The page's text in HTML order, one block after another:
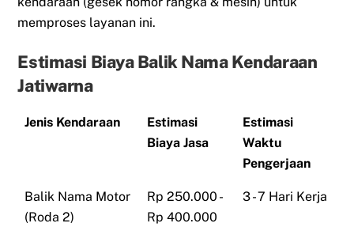
memproses layanan ini.
Estimasi Biaya Balik Nama Kendaraan
Jatiwarna
Jenis Kendaraan
Estimasi
Biaya Jasa
Estimasi
Waktu
Pengerjaan
Balik Nama Motor
(Roda 2)
Rp 250.000 -
Rp 400.000
3 - 7 Hari Kerja